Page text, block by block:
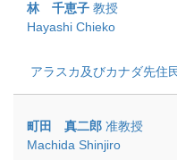
林 千恵子 教授
Hayashi Chieko
アラスカ及びカナダ先住
町田 真二郎 准教授
Machida Shinjiro